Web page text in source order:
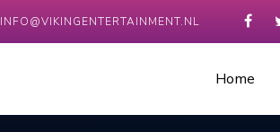
INFO@VIKINGENTERTAINMENT.NL
Home